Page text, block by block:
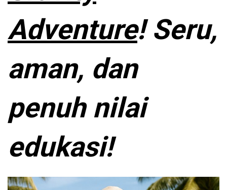
Adventure! Seru,
aman, dan
penuh nilai
edukasi!